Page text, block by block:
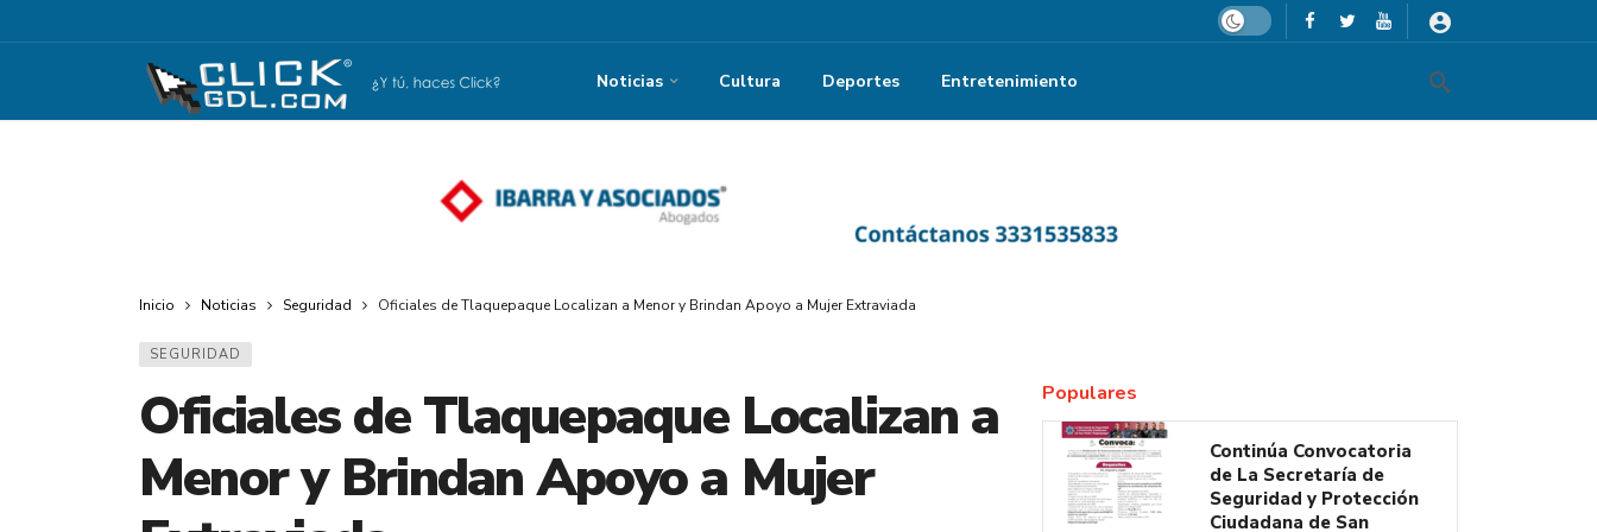
Dark mode
Noticias Cultura Deportes Entretenimiento
Inicio Noticias Seguridad Oficiales de Tlaquepaque Localizan a Menor y Brindan Apoyo a Mujer Extraviada
SEGURIDAD
Oficiales de Tlaquepaque Localizan a
Menor y Brindan Apoyo a Mujer
Populares
Continúa Convocatoria
de La Secretaría de
Seguridad y Protección
Ciudadana de San